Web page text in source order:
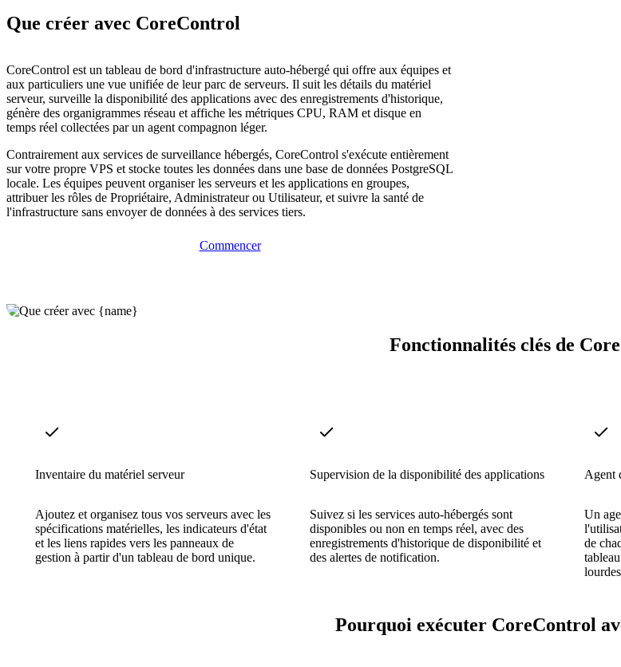
Que créer avec CoreControl
CoreControl est un tableau de bord d'infrastructure auto-hébergé qui offre aux équipes et
aux particuliers une vue unifiée de leur parc de serveurs. Il suit les détails du matériel
serveur, surveille la disponibilité des applications avec des enregistrements d'historique,
génère des organigrammes réseau et affiche les métriques CPU, RAM et disque en
temps réel collectées par un agent compagnon léger.
Contrairement aux services de surveillance hébergés, CoreControl s'exécute entièrement
sur votre propre VPS et stocke toutes les données dans une base de données PostgreSQL
locale. Les équipes peuvent organiser les serveurs et les applications en groupes,
attribuer les rôles de Propriétaire, Administrateur ou Utilisateur, et suivre la santé de
l'infrastructure sans envoyer de données à des services tiers.
Commencer
Fonctionnalités clés de
Inventaire du matériel serveur
Ajoutez et organisez tous vos serveurs avec les
spécifications matérielles, les indicateurs d'état
et les liens rapides vers les panneaux de
gestion à partir d'un tableau de bord unique.
Supervision de la disponibilité des applications
Suivez si les services auto-hébergés sont
disponibles ou non en temps réel, avec des
enregistrements d'historique de disponibilité et
des alertes de notification.
Agent
Un
de
Pourquoi exécuter CoreControl